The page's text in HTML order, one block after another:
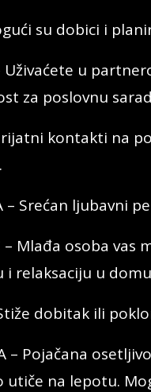
su dobici i
Uživaćete u
za poslovnu
kontakti na
– Srećan ljubavni
– Mlađa osoba
i relaksaciju u
Stiže dobitak ili
– Pojačana
utiče na lepotu.